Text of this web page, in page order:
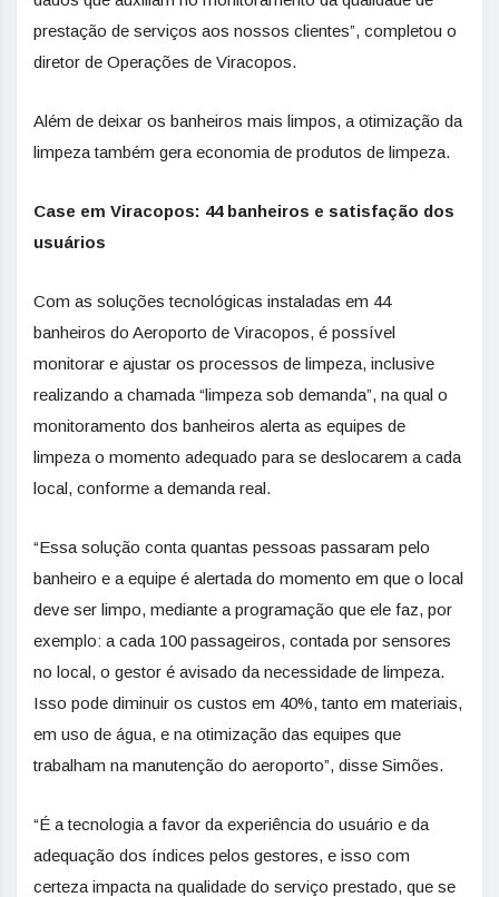
prestação de serviços aos nossos clientes”, completou o
diretor de Operações de Viracopos.
Além de deixar os banheiros mais limpos, a otimização da
limpeza também gera economia de produtos de limpeza.
Case em Viracopos: 44 banheiros e satisfação dos
usuários
Com as soluções tecnológicas instaladas em 44
banheiros do Aeroporto de Viracopos, é possível
monitorar e ajustar os processos de limpeza, inclusive
realizando a chamada “limpeza sob demanda”, na qual o
monitoramento dos banheiros alerta as equipes de
limpeza o momento adequado para se deslocarem a cada
local, conforme a demanda real.
“Essa solução conta quantas pessoas passaram pelo
banheiro e a equipe é alertada do momento em que o local
deve ser limpo, mediante a programação que ele faz, por
exemplo: a cada 100 passageiros, contada por sensores
no local, o gestor é avisado da necessidade de limpeza.
Isso pode diminuir os custos em 40%, tanto em materiais,
em uso de água, e na otimização das equipes que
trabalham na manutenção do aeroporto”, disse Simões.
“É a tecnologia a favor da experiência do usuário e da
adequação dos índices pelos gestores, e isso com
certeza impacta na qualidade do serviço prestado, que se